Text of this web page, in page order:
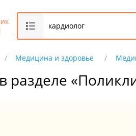
Медицина и здоровье
разделе